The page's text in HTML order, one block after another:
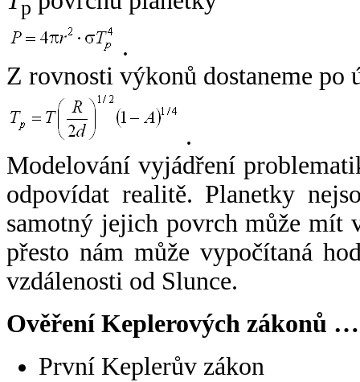
p
.
Z rovnosti výkonů dostaneme po
.
Modelování vyjádření
odpovídat realitě. Planetky
samotný jejich povrch může mít
přesto nám může vypočítaná
vzdálenosti od Slunce.
Ověření Keplerových zákonů …
První Keplerův zákon